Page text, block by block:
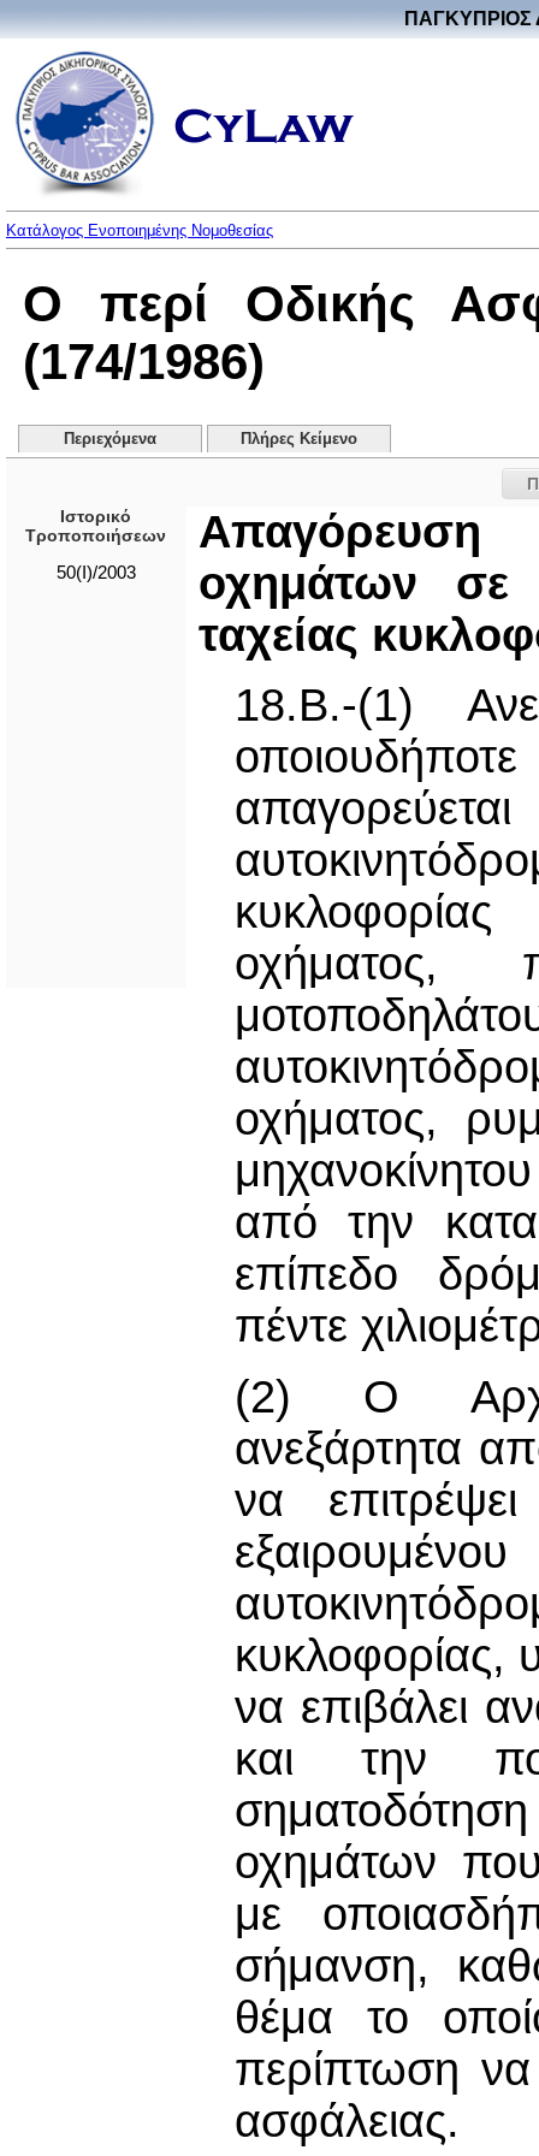
ΠΑΓΚΥΠΡΙΟΣ
Κατάλογος Ενοποιημένης Νομοθεσίας
Ο περί Οδικής
(174/1986)
Περιεχόμενα Πλήρες Κείμενο
Ιστορικό
Τροποποιήσεων
50(I)/2003
Απαγόρευση
οχημάτων σε
ταχείας
18.Β.-(1)
οχήματος,
οχήματος,
από την
επίπεδο
πέντε
(2) Ο
ανεξάρτητα
να
κυκλοφορίας,
να επιβάλει
και την
οχημάτων
με
σήμανση,
θέμα το
περίπτωση να
ασφάλειας.